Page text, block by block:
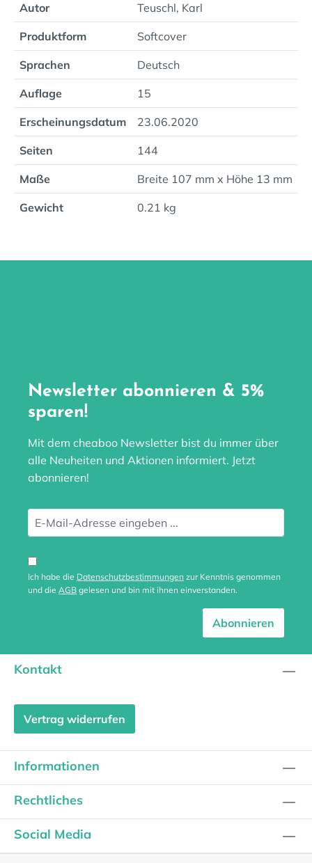
Autor Teuschl, Karl
Produktform Softcover
Sprachen Deutsch
Auflage 15
Erscheinungsdatum 23.06.2020
Seiten 144
Maße Breite 107 mm x Höhe 13 mm
Gewicht 0.21 kg
Newsletter abonnieren & 5%
sparen!
Mit dem cheaboo Newsletter bist du immer über
alle Neuheiten und Aktionen informiert. Jetzt
abonnieren!
Ich habe die Datenschutzbestimmungen zur Kenntnis genommen
und die AGB gelesen und bin mit ihnen einverstanden.
Abonnieren
Kontakt
Vertrag widerrufen
Informationen
Rechtliches
Social Media